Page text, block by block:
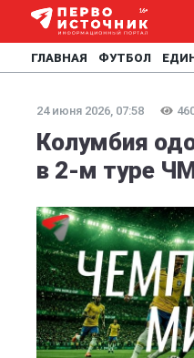
ГЛАВНАЯ ФУТБОЛ
24 июня 2026, 07:58
Колумбия
в 2-м туре